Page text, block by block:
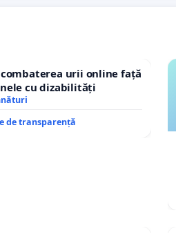
urii online față
cu dizabilități
de transparență